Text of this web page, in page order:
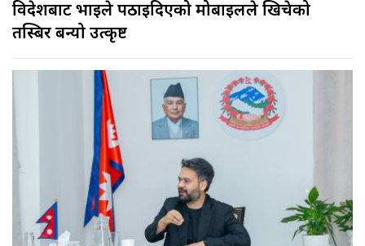
विदेशबाट भाइले पठाइदिएको मोबाइलले खिचेको
तस्बिर बन्यो उत्कृष्ट